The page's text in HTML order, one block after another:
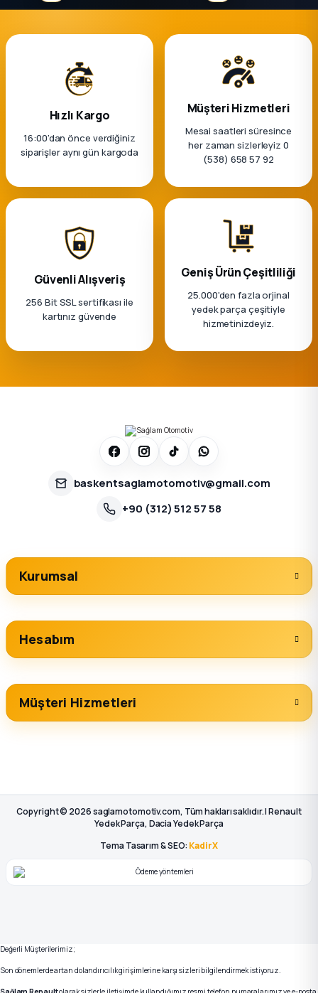
Hızlı Kargo
16:00’dan önce verdiğiniz
siparişler aynı gün kargoda
Müşteri Hizmetleri
Mesai saatleri süresince
her zaman sizlerleyiz 0
(538) 658 57 92
Güvenli Alışveriş
256 Bit SSL sertifikası ile
kartınız güvende
Geniş Ürün Çeşitliliği
25.000'den fazla orjinal
yedek parça çeşitiyle
hizmetinizdeyiz.
baskentsaglamotomotiv@gmail.com
+90 (312) 512 57 58
Kurumsal
Hesabım
Müşteri Hizmetleri
Copyright © 2026 saglamotomotiv.com, Tüm hakları saklıdır. | Renault
Yedek Parça, Dacia Yedek Parça
Tema Tasarım & SEO: KadirX
Değerli Müşterilerimiz;
Son dönemlerde artan dolandırıcılık girişimlerine karşı sizleri bilgilendirmek istiyoruz.